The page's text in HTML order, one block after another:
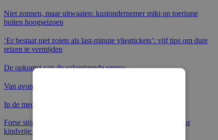
Niet zonnen, maar uitwaaien: kustondernemer mikt op toerisme
buiten hoogseizoen
‘Er bestaat niet zoiets als last‑minute vliegtickets’: vijf tips om dure
reizen te vermijden
De opkomst van de soloreizende vrouw
Van avonturier naar all-inclusive ganger
In de media – LINDA vakantieboek
Forse stijging adults only-vakanties: zelfs ouders kiezen voor
kindvrije reizen – Telegraaf.nl